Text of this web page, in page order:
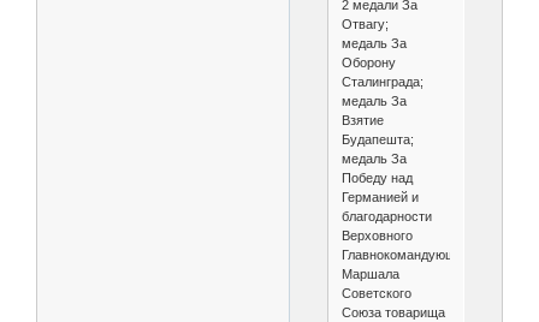
2 медали За
Отвагу;
медаль За
Оборону
Сталинграда;
медаль За
Взятие
Будапешта;
медаль За
Победу над
Германией и
благодарности
Верховного
Главнокомандующего
Маршала
Советского
Союза товарища